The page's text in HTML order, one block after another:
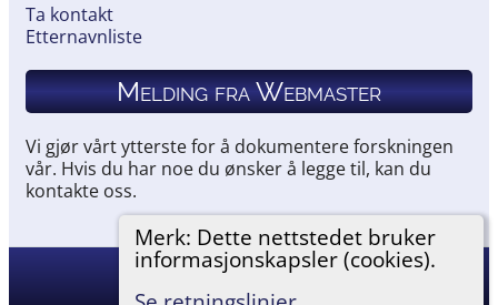
Merk: Dette nettstedet bruker
informasjonskapsler (cookies).
Ta kontakt
Etternavnliste
Melding fra Webmaster
Vi gjør vårt ytterste for å dokumentere forskningen
vår. Hvis du har noe du ønsker å legge til, kan du
kontakte oss.
Hemneslekt 2026